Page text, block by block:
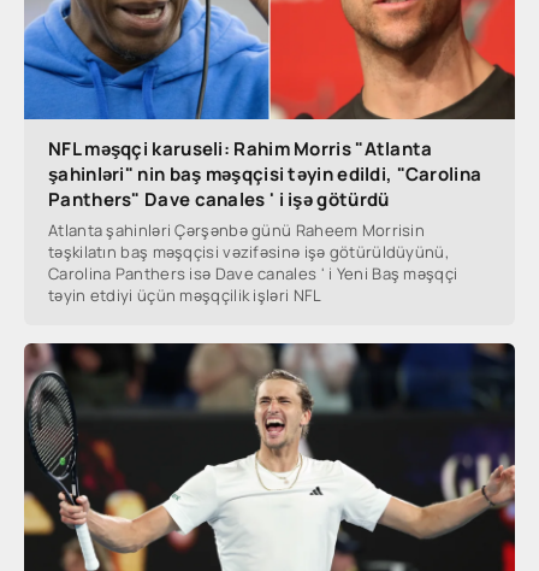
NFL məşqçi karuseli: Rahim Morris "Atlanta
şahinləri" nin baş məşqçisi təyin edildi, "Carolina
Panthers" Dave canales ' i işə götürdü
Atlanta şahinləri Çərşənbə günü Raheem Morrisin
təşkilatın baş məşqçisi vəzifəsinə işə götürüldüyünü,
Carolina Panthers isə Dave canales ' i Yeni Baş məşqçi
təyin etdiyi üçün məşqçilik işləri NFL